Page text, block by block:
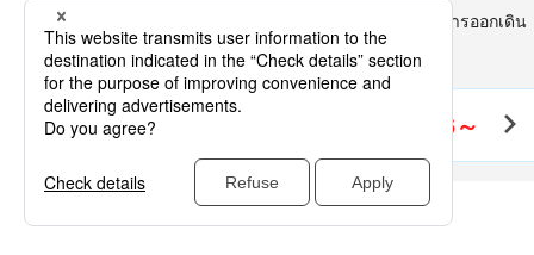
กรุงเทพ (กรุงเทพ (สุวรรณภูมิ)) การออกเดิน
ทาง
เม็กซิโกซิตี
THB46,066～